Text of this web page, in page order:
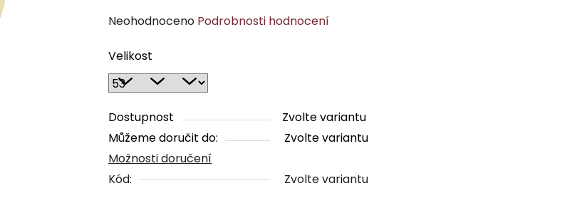
Průměrné
produktu
je
0,0
z
5
hvězdiček.
Neohodnoceno Podrobnosti hodnocení
Velikost
Dostupnost
Zvolte variantu
Můžeme doručit do:
Zvolte variantu
Možnosti doručení
Kód:
Zvolte variantu